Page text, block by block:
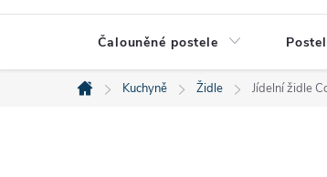
Čalouněné postele
Domů
Kuchyně Židle Jídelní židle